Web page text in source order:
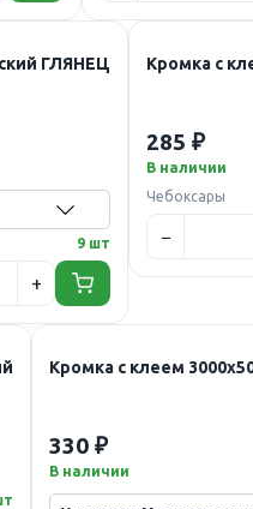
ГЛЯНЕЦ
9 шт
Кромка с
285 ₽
В наличии
Чебоксары
Кромка с клеем
330 ₽
В наличии